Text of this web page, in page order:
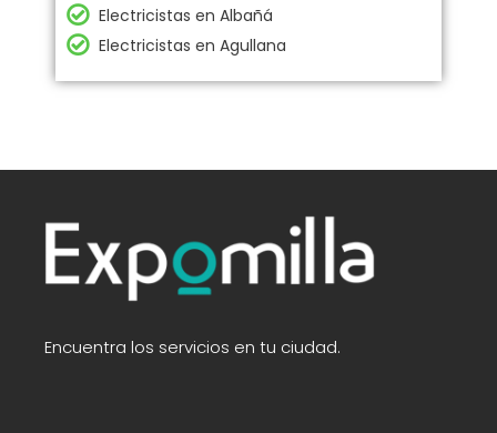
Electricistas en Albañá
Electricistas en Agullana
Encuentra los servicios en tu ciudad.